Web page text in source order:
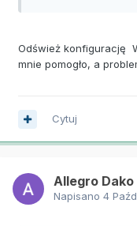
Odśwież konfigurację
mnie pomogło, a
Cytuj
Allegro Dako
Napisano 4